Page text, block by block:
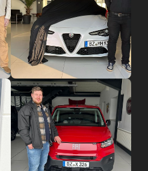
Show larger version